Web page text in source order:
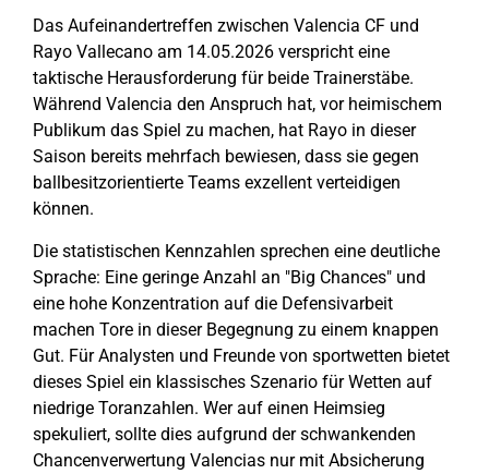
Das Aufeinandertreffen zwischen Valencia CF und
Rayo Vallecano am 14.05.2026 verspricht eine
taktische Herausforderung für beide Trainerstäbe.
Während Valencia den Anspruch hat, vor heimischem
Publikum das Spiel zu machen, hat Rayo in dieser
Saison bereits mehrfach bewiesen, dass sie gegen
ballbesitzorientierte Teams exzellent verteidigen
können.
Die statistischen Kennzahlen sprechen eine deutliche
Sprache: Eine geringe Anzahl an "Big Chances" und
eine hohe Konzentration auf die Defensivarbeit
machen Tore in dieser Begegnung zu einem knappen
Gut. Für Analysten und Freunde von sportwetten bietet
dieses Spiel ein klassisches Szenario für Wetten auf
niedrige Toranzahlen. Wer auf einen Heimsieg
spekuliert, sollte dies aufgrund der schwankenden
Chancenverwertung Valencias nur mit Absicherung